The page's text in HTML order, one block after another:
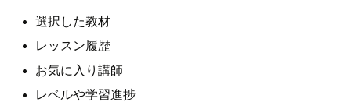
選択した教材
レッスン履歴
お気に入り講師
レベルや学習進捗